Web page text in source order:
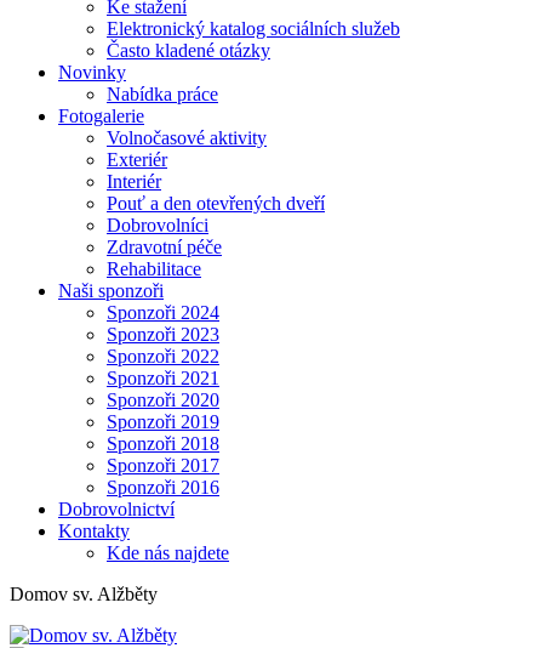
Ke stažení
Elektronický katalog sociálních služeb
Často kladené otázky
Novinky
Nabídka práce
Fotogalerie
Volnočasové aktivity
Exteriér
Interiér
Pouť a den otevřených dveří
Dobrovolníci
Zdravotní péče
Rehabilitace
Naši sponzoři
Sponzoři 2024
Sponzoři 2023
Sponzoři 2022
Sponzoři 2021
Sponzoři 2020
Sponzoři 2019
Sponzoři 2018
Sponzoři 2017
Sponzoři 2016
Dobrovolnictví
Kontakty
Kde nás najdete
Domov sv. Alžběty